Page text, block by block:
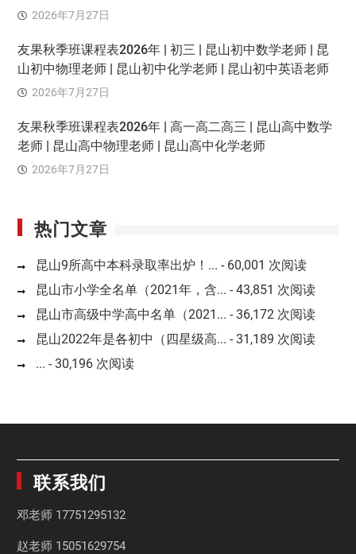
2026年7月27日
友果秋季班课程表2026年 | 初三 | 昆山初中数学老师 | 昆
山初中物理老师 | 昆山初中化学老师 | 昆山初中英语老师
2026年7月27日
友果秋季班课程表2026年 | 高一高二高三 | 昆山高中数学
老师 | 昆山高中物理老师 | 昆山高中化学老师
2026年7月27日
热门文章
昆山9所高中本科录取率出炉！... - 60,001 次阅读
昆山市小学全名单（2021年，含... - 43,851 次阅读
昆山市高级中学高中名单（2021... - 36,172 次阅读
昆山2022年是各初中（四星级高... - 31,189 次阅读
... - 30,196 次阅读
联系我们
邓老师 17751295132
赵老师 15051629754